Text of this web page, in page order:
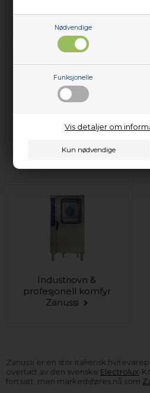
Nødvendige
Funksjonelle
Vis detaljer om
oppvaskmaskin
Industriovn &
profesjonell komfyr
Zanussi
Zanussi er en stor italiensk
overtatt av den svenske Electrolux-
fortsatt, men markedsføres nå som